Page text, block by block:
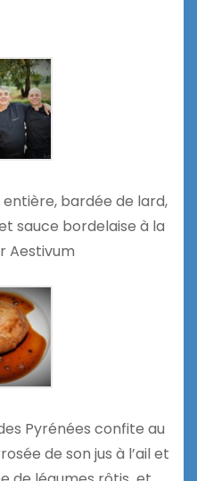
entière, bardée de lard,
sauce bordelaise à la
Aestivum
Pyrénées confite au
de son jus à l’ail et